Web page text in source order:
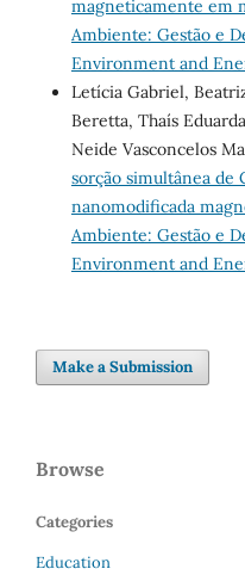
magneticamente em
Ambiente: Gestão e
Environment and
Letícia Gabriel,
Beretta, Thaís
Neide Vasconcelos
sorção simultânea de
nanomodificada
Ambiente: Gestão e
Environment and
Make a Submission
Browse
Categories
Education